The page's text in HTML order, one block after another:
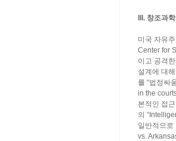
III. 창조과
미국 자유
Center for
이고 공격
설계에 대
를 “법정싸
in the
본적인 접
의
일반적으
vs.